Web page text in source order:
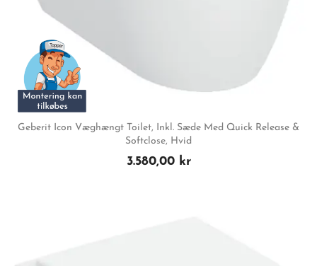
Geberit Icon Væghængt Toilet, Inkl. Sæde Med Quick Release &
Softclose, Hvid
3.580,00 kr